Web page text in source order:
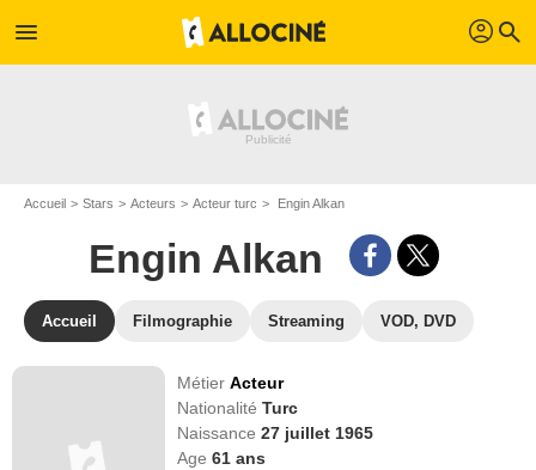
menu profil search
Accueil Stars Acteurs Acteur turc Engin Alkan
Engin Alkan
Accueil Filmographie Streaming VOD, DVD
MétierActeur
NationalitéTurc
Naissance27 juillet 1965
Age61 ans